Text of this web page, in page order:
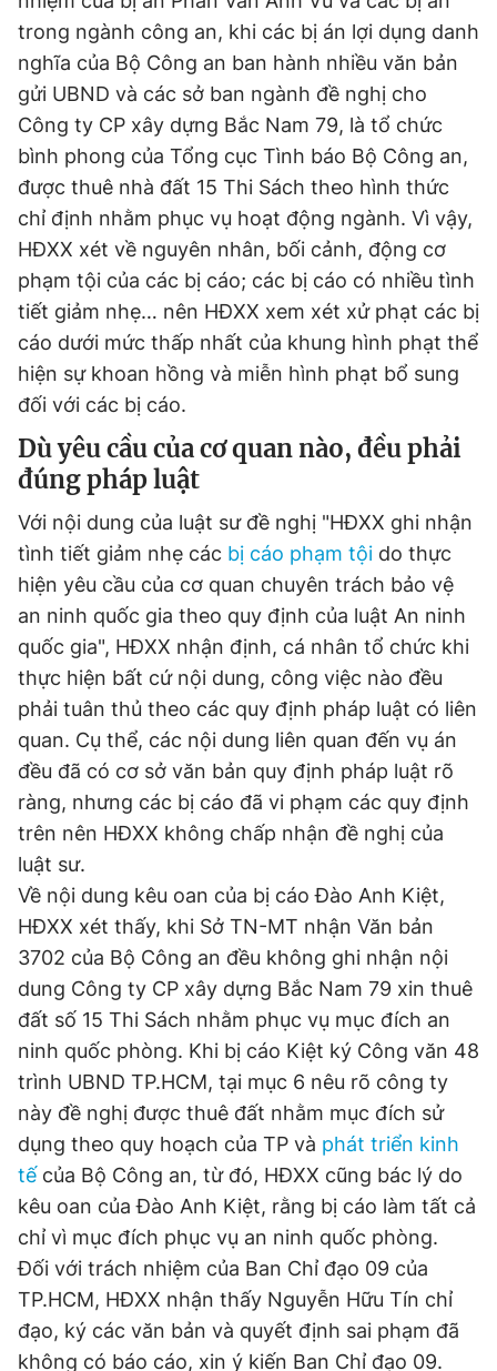
trong ngành công an, khi các bị án lợi dụng danh
nghĩa của Bộ Công an ban hành nhiều văn bản
gửi UBND và các sở ban ngành đề nghị cho
Công ty CP xây dựng Bắc Nam 79, là tổ chức
bình phong của Tổng cục Tình báo Bộ Công an,
được thuê nhà đất 15 Thi Sách theo hình thức
chỉ định nhằm phục vụ hoạt động ngành. Vì vậy,
HĐXX xét về nguyên nhân, bối cảnh, động cơ
phạm tội của các bị cáo; các bị cáo có nhiều tình
tiết giảm nhẹ… nên HĐXX xem xét xử phạt các bị
cáo dưới mức thấp nhất của khung hình phạt thể
hiện sự khoan hồng và miễn hình phạt bổ sung
đối với các bị cáo.
Dù yêu cầu của cơ quan nào, đều phải
đúng pháp luật
Với nội dung của luật sư đề nghị "HĐXX ghi nhận
tình tiết giảm nhẹ các bị cáo phạm tội do thực
hiện yêu cầu của cơ quan chuyên trách bảo vệ
an ninh quốc gia theo quy định của luật An ninh
quốc gia", HĐXX nhận định, cá nhân tổ chức khi
thực hiện bất cứ nội dung, công việc nào đều
phải tuân thủ theo các quy định pháp luật có liên
quan. Cụ thể, các nội dung liên quan đến vụ án
đều đã có cơ sở văn bản quy định pháp luật rõ
ràng, nhưng các bị cáo đã vi phạm các quy định
trên nên HĐXX không chấp nhận đề nghị của
luật sư.
Về nội dung kêu oan của bị cáo Đào Anh Kiệt,
HĐXX xét thấy, khi Sở TN-MT nhận Văn bản
3702 của Bộ Công an đều không ghi nhận nội
dung Công ty CP xây dựng Bắc Nam 79 xin thuê
đất số 15 Thi Sách nhằm phục vụ mục đích an
ninh quốc phòng. Khi bị cáo Kiệt ký Công văn 48
trình UBND TP.HCM, tại mục 6 nêu rõ công ty
này đề nghị được thuê đất nhằm mục đích sử
dụng theo quy hoạch của TP và phát triển kinh
tế của Bộ Công an, từ đó, HĐXX cũng bác lý do
kêu oan của Đào Anh Kiệt, rằng bị cáo làm tất cả
chỉ vì mục đích phục vụ an ninh quốc phòng.
Đối với trách nhiệm của Ban Chỉ đạo 09 của
TP.HCM, HĐXX nhận thấy Nguyễn Hữu Tín chỉ
đạo, ký các văn bản và quyết định sai phạm đã
không có báo cáo, xin ý kiến Ban Chỉ đạo 09.